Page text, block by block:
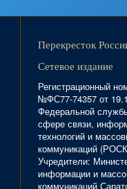
Перекресток
Сетевое издание
Регистрационный
№ФС77-74357 от
Федеральной
сфере связи,
технологий и
коммуникаций
Учредители:
информации и
коммуникаций